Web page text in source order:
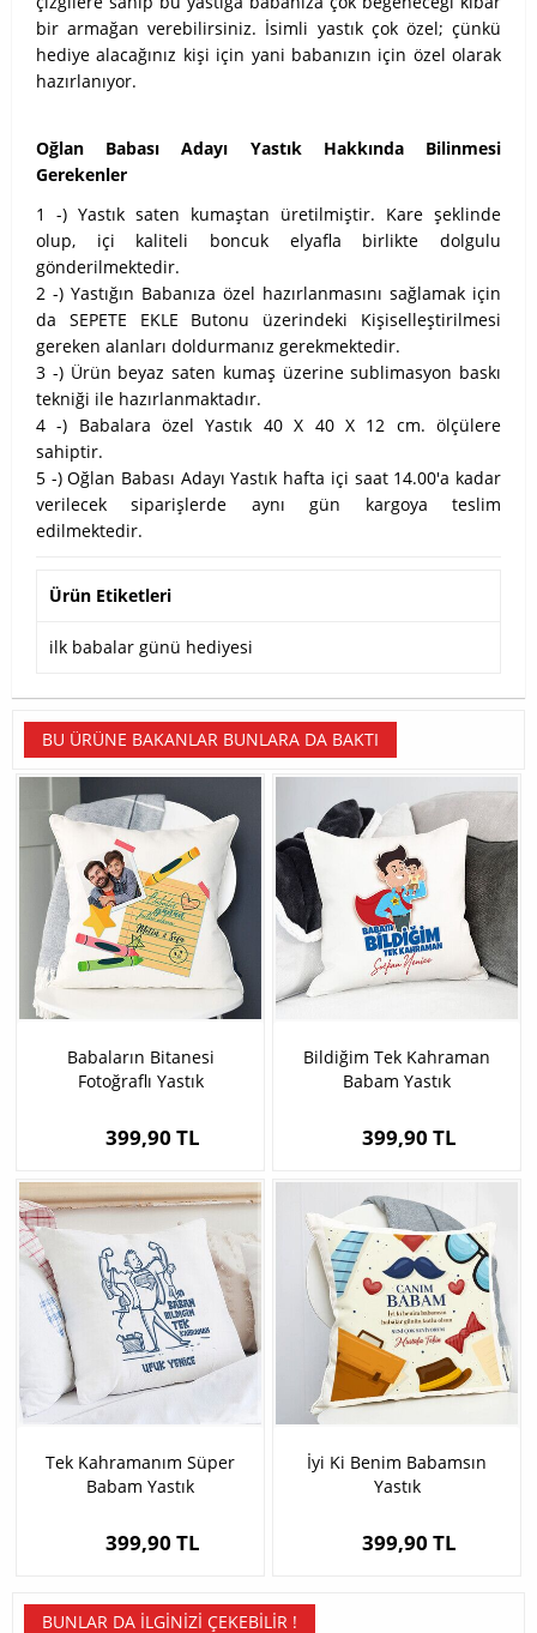
bir armağan verebilirsiniz. İsimli yastık çok özel; çünkü
hediye alacağınız kişi için yani babanızın için özel olarak
hazırlanıyor.
Oğlan Babası Adayı Yastık Hakkında Bilinmesi
Gerekenler
1 -) Yastık saten kumaştan üretilmiştir. Kare şeklinde
olup, içi kaliteli boncuk elyafla birlikte dolgulu
gönderilmektedir.
2 -) Yastığın Babanıza özel hazırlanmasını sağlamak için
da SEPETE EKLE Butonu üzerindeki Kişiselleştirilmesi
gereken alanları doldurmanız gerekmektedir.
3 -) Ürün beyaz saten kumaş üzerine sublimasyon baskı
tekniği ile hazırlanmaktadır.
4 -) Babalara özel Yastık 40 X 40 X 12 cm. ölçülere
sahiptir.
5 -) Oğlan Babası Adayı Yastık hafta içi saat 14.00'a kadar
verilecek siparişlerde aynı gün kargoya teslim
edilmektedir.
Ürün Etiketleri
ilk babalar günü hediyesi
BU ÜRÜNE BAKANLAR BUNLARA DA BAKTI
Babaların Bitanesi
Fotoğraflı Yastık
399,90 TL
Bildiğim Tek Kahraman
Babam Yastık
399,90 TL
Tek Kahramanım Süper
Babam Yastık
399,90 TL
İyi Ki Benim Babamsın
Yastık
399,90 TL
BUNLAR DA İLGINIZI ÇEKEBILIR !